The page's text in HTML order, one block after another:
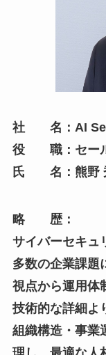
社 名：AI
役 職：セール
氏 名：熊野
略 歴：
サイバーセキュ
多数の企業課題
視点から運用体
技術的な詳細よ
組織構造・事業